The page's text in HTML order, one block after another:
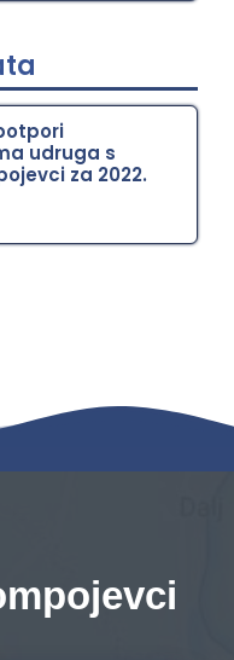
udruga s
za 2022.